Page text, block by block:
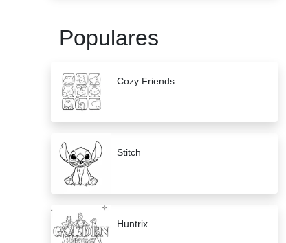
Populares
Cozy Friends
Stitch
Huntrix